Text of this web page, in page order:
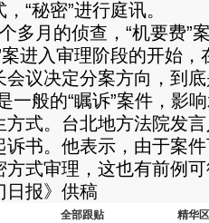
“秘密”进行庭讯。
月的侦查，“机要费”
案进入审理阶段的开始
会议决定分案方向，到
一般的“瞩诉”案件，影
方式。台北地方法院发
诉书。他表示，由于案
方式审理，这也有前例
报》供稿
全部跟贴 精华区